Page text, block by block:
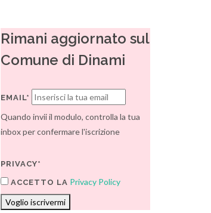
Rimani aggiornato sul
Comune di Dinami
EMAIL*
Quando invii il modulo, controlla la tua
inbox per confermare l'iscrizione
PRIVACY*
ACCETTO LA Privacy Policy
Voglio iscrivermi